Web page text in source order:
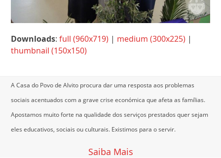
Downloads:full (960x719) | medium (300x225) |
thumbnail (150x150)
A Casa do Povo de Alvito procura dar uma resposta aos problemas
sociais acentuados com a grave crise económica que afeta as famílias.
Apostamos muito forte na qualidade dos serviços prestados quer sejam
eles educativos, sociais ou culturais. Existimos para o servir.
Saiba Mais